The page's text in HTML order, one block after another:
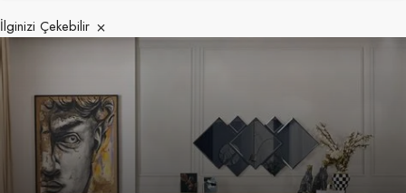
İlginizi Çekebilir